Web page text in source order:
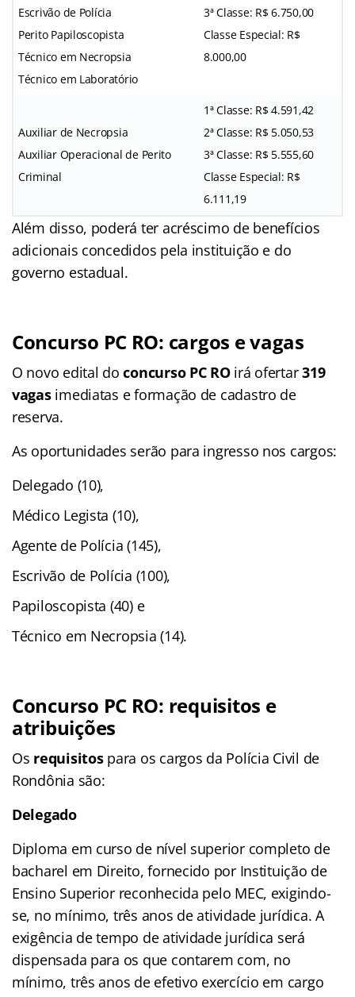
Escrivão de Polícia
Perito Papiloscopista
Técnico em Necropsia
Técnico em Laboratório
3ª Classe: R$ 6.750,00
Classe Especial: R$
8.000,00
Auxiliar de Necropsia
Auxiliar Operacional de Perito
Criminal
1ª Classe: R$ 4.591,42
2ª Classe: R$ 5.050,53
3ª Classe: R$ 5.555,60
Classe Especial: R$
6.111,19
Além disso, poderá ter acréscimo de benefícios
adicionais concedidos pela instituição e do
governo estadual.
Concurso PC RO: cargos e vagas
O novo edital doconcurso PC ROirá ofertar319
vagasimediatas e formação de cadastro de
reserva.
As oportunidades serão para ingresso nos cargos:
Delegado (10),
Médico Legista (10),
Agente de Polícia (145),
Escrivão de Polícia (100),
Papiloscopista (40) e
Técnico em Necropsia (14).
Concurso PC RO: requisitos e
atribuições
Os requisitospara os cargos da Polícia Civil de
Rondônia são:
Delegado
Diploma em curso de nível superior completo de
bacharel em Direito, fornecido por Instituição de
Ensino Superior reconhecida pelo MEC, exigindo-
se, no mínimo, três anos de atividade jurídica. A
exigência de tempo de atividade jurídica será
dispensada para os que contarem com, no
mínimo, três anos de efetivo exercício em cargo